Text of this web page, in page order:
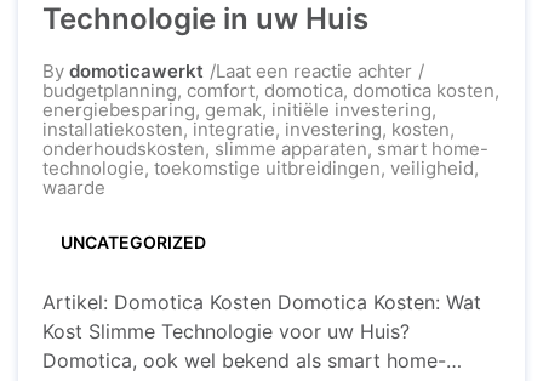
Technologie in uw Huis
By domoticawerkt Laat een reactie achterop
De
Kosten
van
Domotica:
Budgettering
voor
budgetplanning, comfort, domotica, domotica kosten,
energiebesparing, gemak, initiële investering,
installatiekosten,integratie, investering, kosten,
onderhoudskosten, slimme apparaten,smart home-
technologie, toekomstige uitbreidingen, veiligheid,
waarde
UNCATEGORIZED
Artikel: Domotica Kosten Domotica Kosten: Wat
Kost Slimme Technologie voor uw Huis?
Domotica, ook wel bekend als smart home-